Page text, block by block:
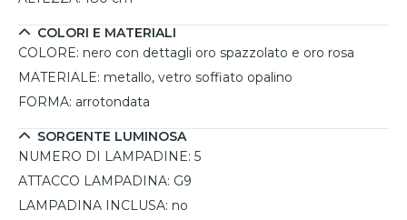
COLORI E MATERIALI
COLORE: nero con dettagli oro spazzolato e oro rosa
MATERIALE: metallo, vetro soffiato opalino
FORMA: arrotondata
SORGENTE LUMINOSA
NUMERO DI LAMPADINE: 5
ATTACCO LAMPADINA: G9
LAMPADINA INCLUSA: no